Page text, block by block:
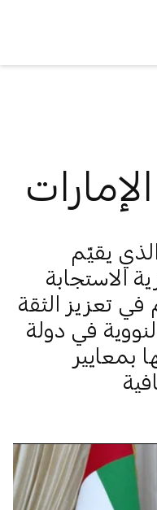
يقيّم
الاستجابة
في تعزيز الثقة
في دولة
بمعايير